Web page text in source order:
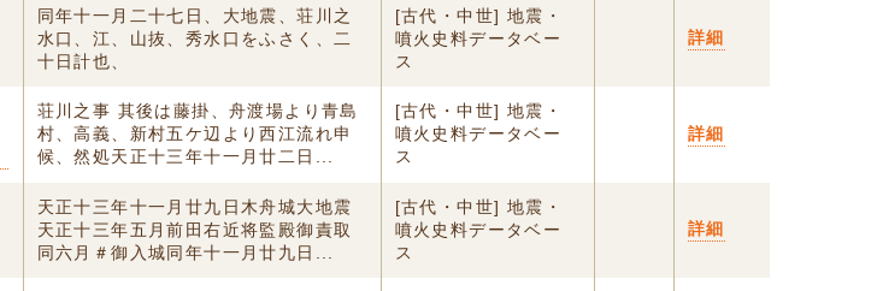
同年十一月二十七日、大地震、荘川之
水口、江、山抜、秀水口をふさく、二
十日計也、
[古代・中世] 地震・
噴火史料データベー
ス
詳細
荘川之事 其後は藤掛、舟渡場より青島
村、高義、新村五ケ辺より西江流れ申
候、然処天正十三年十一月廿二日...
[古代・中世] 地震・
噴火史料データベー
ス
詳細
天正十三年十一月廿九日木舟城大地震
天正十三年五月前田右近将監殿御責取
同六月＃御入城同年十一月廿九日...
[古代・中世] 地震・
噴火史料データベー
ス
詳細